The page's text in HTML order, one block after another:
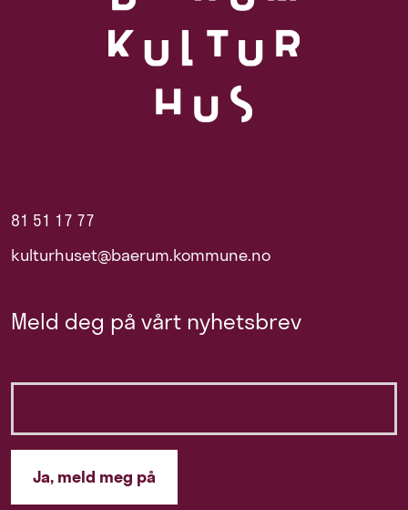
81 51 17 77
kulturhuset@baerum.kommune.no
Meld deg på vårt nyhetsbrev